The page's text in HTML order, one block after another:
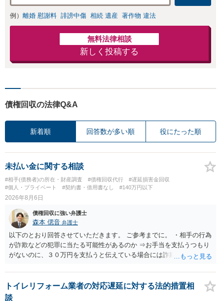
例） 離婚 慰謝料 誹謗中傷 相続 遺産 著作物 違法
無料法律相談
新しく投稿する
債権回収の法律Q&A
新着順 回答数が多い順 役にたった順
未払い金に関する相談
#相手(債務者)の所在・財産調査 #債権回収代行
#遅延損害金回収
#個人・プライベート
#契約書・借用書なし #140万円以下
2026年8月6日
債権回収に強い弁護士
森本 偲音 弁護士
以下のとおり回答させていただきます。 ご参考までに。 ・相手の行為
が詐欺などの犯罪に当たる可能性があるのか ⇒お手当を支払うつもり
がないのに、３０万円を支払うと伝えている場合には詐欺罪に該当す
段が取れるのか ⇒契約に基づく履行請求として３０万円を請求するこ
とが考えられますが、 パパ活の契約は、売春防止法に抵触する契約
であるため、公序良俗に反する契約として 民法上無効（民法９０
トイレリフォーム業者の対応遅延に対する法的措置相
談